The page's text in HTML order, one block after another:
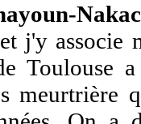
j'y associe
Toulouse
meurtrière